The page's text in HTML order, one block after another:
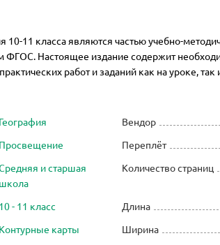
11 класса являются частью учебно-
ФГОС. Настоящее издание содержит
работ и заданий как на уроке,
География
Просвещение
и старшая
школа
10 - 11 класс
Контурные карты
Вендор
Переплёт
Количество страниц
Длина
Ширина